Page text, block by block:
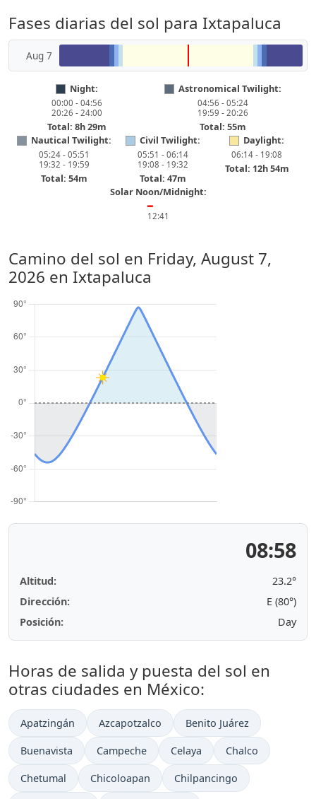
Fases diarias del sol para Ixtapaluca
Aug 7
Night:
00:00 - 04:56
20:26 - 24:00
Total: 8h 29m
Astronomical Twilight:
04:56 - 05:24
19:59 - 20:26
Total: 55m
Nautical Twilight:
05:24 - 05:51
19:32 - 19:59
Total: 54m
Civil Twilight:
05:51 - 06:14
19:08 - 19:32
Total: 47m
Daylight:
06:14 - 19:08
Total: 12h 54m
Solar Noon/Midnight:
━
12:41
Camino del sol en Friday, August 7,
2026 en Ixtapaluca
08:58
Altitud:
23.2°
Dirección:
E (80°)
Posición:
Day
Horas de salida y puesta del sol en
otras ciudades en México:
Apatzingán Azcapotzalco Benito Juárez
Buenavista Campeche Celaya Chalco
Chetumal Chicoloapan Chilpancingo